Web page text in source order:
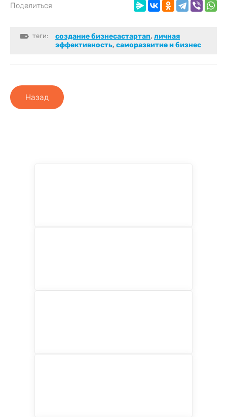
Поделиться
теги: создание бизнесастартап, личная
эффективность, саморазвитие и бизнес
Назад